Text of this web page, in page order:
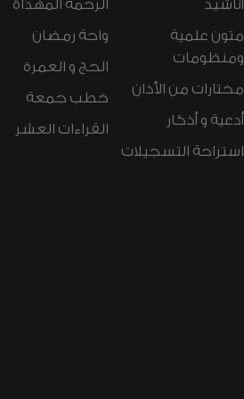
أناشيد
متون علمية
ومنظومات
مختارات من الأذان
أدعية و أذكار
استراحة التسجيلات
الرحمة المهداة
واحة رمضان
الحج و العمرة
خطب جمعة
القراءات العشر